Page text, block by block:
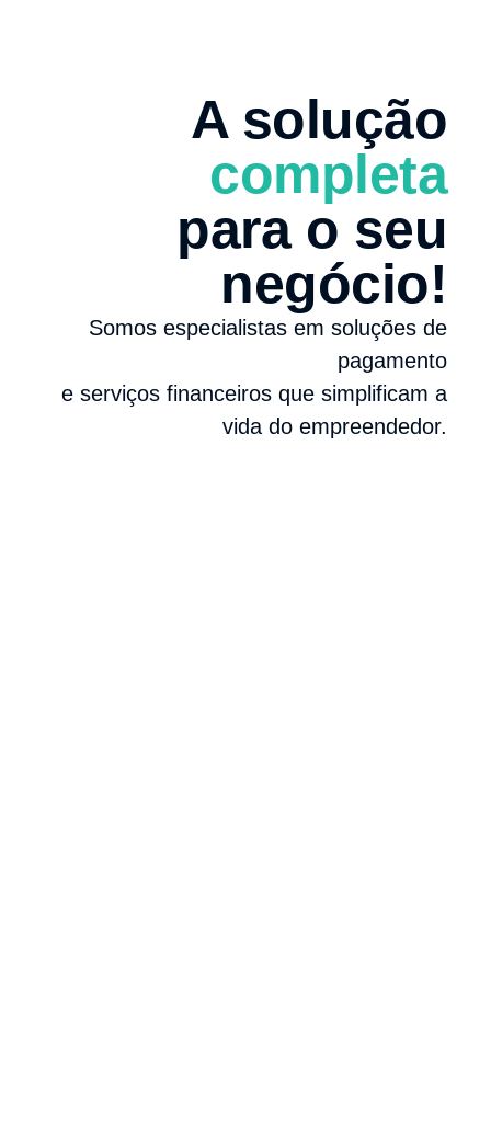
A solução
completa
para o seu
negócio!
Somos especialistas em soluções de
pagamento
e serviços financeiros que simplificam a
vida do empreendedor.